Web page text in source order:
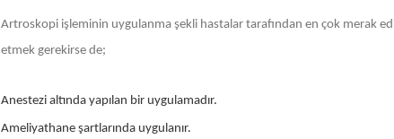
Artroskopi işleminin uygulanma şekli hastalar tarafından en çok merak
etmek gerekirse de;
Anestezi altında yapılan bir uygulamadır.
Ameliyathane şartlarında uygulanır.